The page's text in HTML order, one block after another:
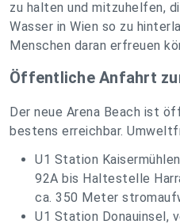
zu halten und mitzuhelfen,
Wasser in Wien so zu
Menschen daran erfreuen
Öffentliche Anfahrt
Der neue Arena Beach ist
bestens erreichbar.
U1 Station
92A bis Haltestelle
ca. 350 Meter
U1 Station Donauinsel,